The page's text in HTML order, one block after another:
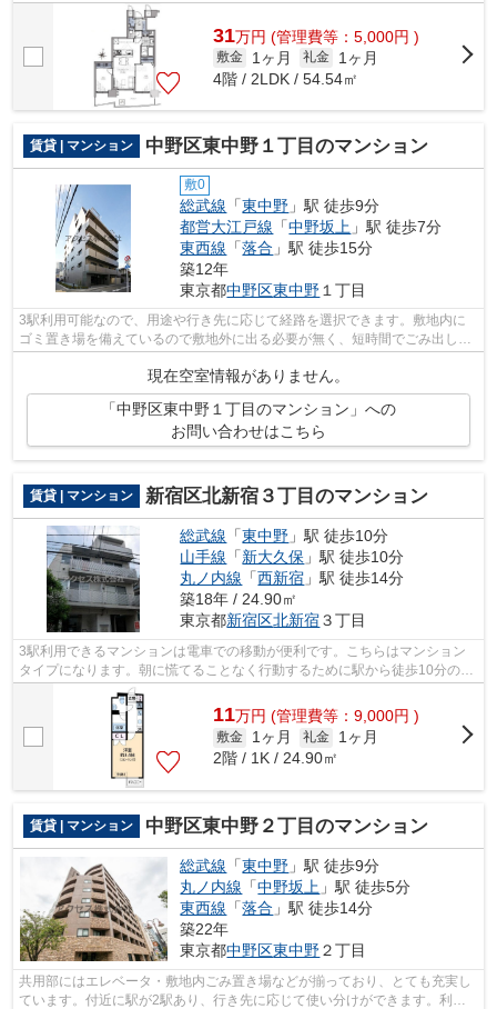
き場付き物件です。こちらの物件はマン...
31万円 (管理費等：5,000円 )
敷金 1ヶ月 礼金
1ヶ月
4階 / 2LDK / 54.54㎡
賃貸 | マンション 中野区東中野１丁目のマンション
敷0
総武線 「東中野 」駅 徒歩9分
都営大江戸線 「中野坂上 」駅 徒歩7分
東西線 「落合 」駅 徒歩15分
築12年
東京都中野区東中野 １丁目
3駅利用可能なので、用途や行き先に応じて経路を選択できます。敷地内に
ゴミ置き場を備えているので敷地外に出る必要が無く、短時間でごみ出しを
現在空室情報がありません。
「中野区東中野１丁目のマンション」への
お問い合わせはこちら
賃貸 | マンション 新宿区北新宿３丁目のマンション
総武線 「東中野 」駅 徒歩10分
山手線 「新大久保 」駅 徒歩10分
丸ノ内線 「西新宿 」駅 徒歩14分
築18年 / 24.90㎡
東京都新宿区北新宿３丁目
3駅利用できるマンションは電車での移動が便利です。こちらはマンション
タイプになります。朝に慌てることなく行動するために駅から徒歩10分の駅
近マンションはいかがでしょうか。初期...
11万円 (管理費等：9,000円 )
敷金 1ヶ月 礼金
1ヶ月
2階 / 1K / 24.90㎡
賃貸 | マンション 中野区東中野２丁目のマンション
総武線 「東中野 」駅 徒歩9分
丸ノ内線 「中野坂上 」駅 徒歩5分
東西線 「落合 」駅 徒歩14分
築22年
東京都中野区東中野２丁目
共用部にはエレベータ・敷地内ごみ置き場などが揃っており、とても充実し
ています。付近に駅が2駅あり、行き先に応じて使い分けができます。利便